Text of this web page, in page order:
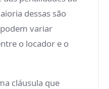
dessas são
variar
o locador e o
cláusula que